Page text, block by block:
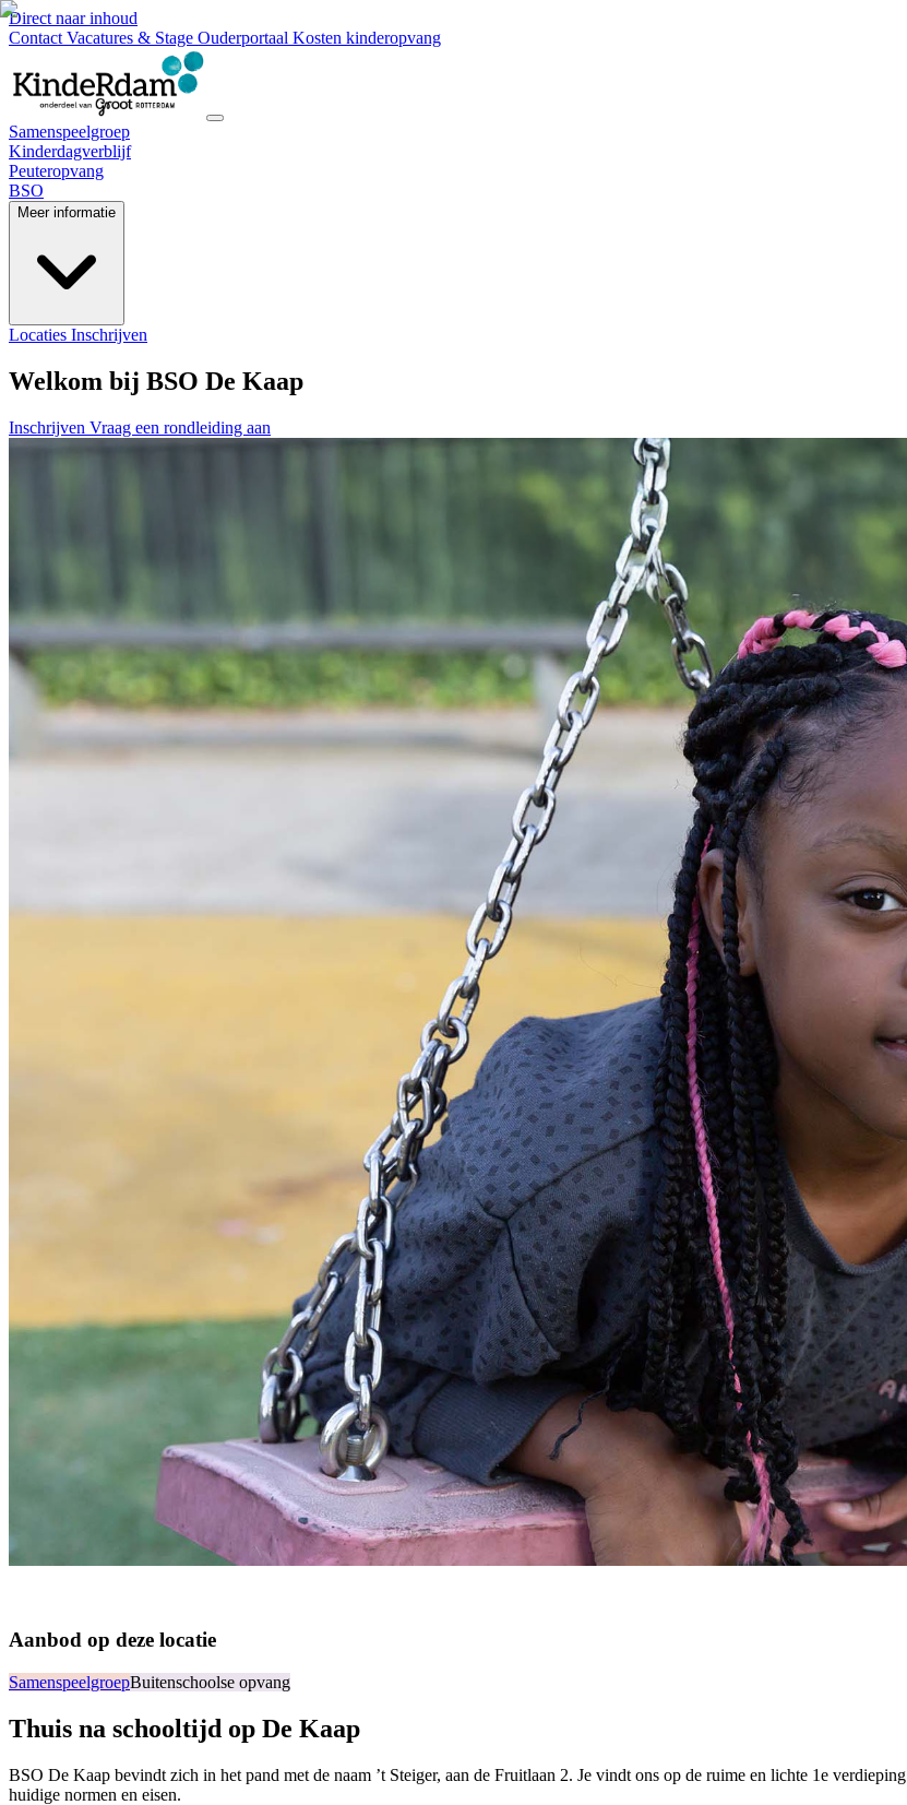
Direct naar inhoud
Contact Vacatures & Stage Ouderportaal Kosten kinderopvang
Samenspeelgroep
Kinderdagverblijf
Peuteropvang
BSO
Meer informatie
Locaties Inschrijven
Welkom bij BSO De Kaap
Inschrijven Vraag een rondleiding aan
Aanbod op deze locatie
SamenspeelgroepBuitenschoolse opvang
Thuis na schooltijd op De Kaap
BSO De Kaap bevindt zich in het pand met de naam ’t Steiger, aan de Fruitlaan 2. Je vindt ons op de ruime en lichte 1e
huidige normen en eisen.